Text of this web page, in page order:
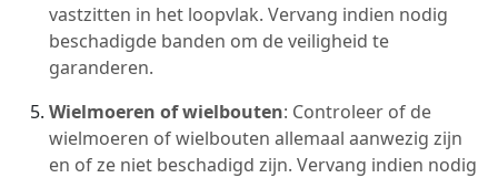
vastzitten in het loopvlak. Vervang indien nodig
beschadigde banden om de veiligheid te
garanderen.
Wielmoeren of wielbouten: Controleer of de
wielmoeren of wielbouten allemaal aanwezig zijn
en of ze niet beschadigd zijn. Vervang indien nodig